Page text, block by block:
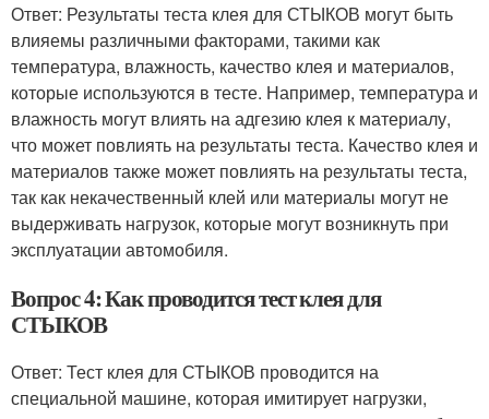
Ответ: Результаты теста клея для СТЫКОВ могут быть
влияемы различными факторами, такими как
температура, влажность, качество клея и материалов,
которые используются в тесте. Например, температура и
влажность могут влиять на адгезию клея к материалу,
что может повлиять на результаты теста. Качество клея и
материалов также может повлиять на результаты теста,
так как некачественный клей или материалы могут не
выдерживать нагрузок, которые могут возникнуть при
эксплуатации автомобиля.
Вопрос 4: Как проводится тест клея для
СТЫКОВ
Ответ: Тест клея для СТЫКОВ проводится на
специальной машине, которая имитирует нагрузки,